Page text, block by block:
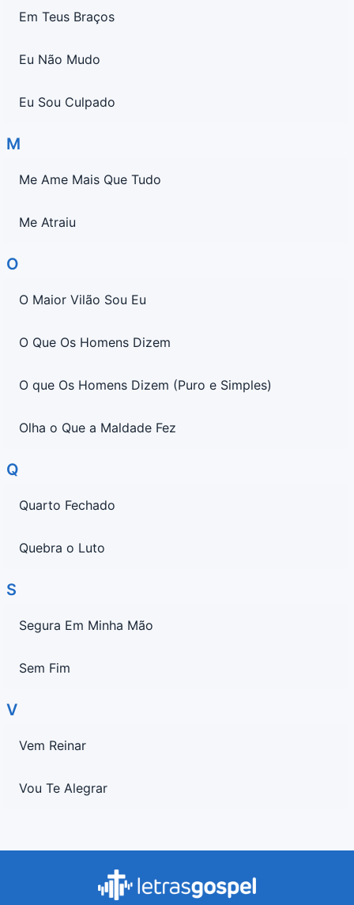
Em Teus Braços
Eu Não Mudo
Eu Sou Culpado
M
Me Ame Mais Que Tudo
Me Atraiu
O
O Maior Vilão Sou Eu
O Que Os Homens Dizem
O que Os Homens Dizem (Puro e Simples)
Olha o Que a Maldade Fez
Q
Quarto Fechado
Quebra o Luto
S
Segura Em Minha Mão
Sem Fim
V
Vem Reinar
Vou Te Alegrar